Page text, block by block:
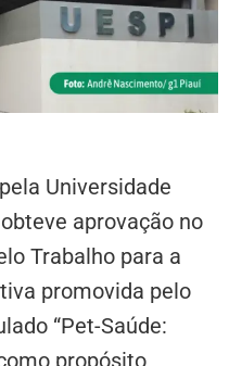
Universidade
aprovação no
Trabalho para a
promovida pelo
“Pet-Saúde:
propósito